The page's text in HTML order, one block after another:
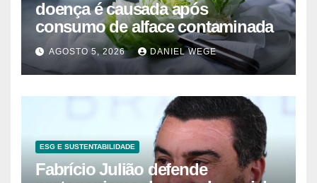
doença é causada após
consumo de alface contaminada
AGOSTO 5, 2026 DANIEL WEGE
ESG E SUSTENTABILIDADE
Fabrício Julião defende